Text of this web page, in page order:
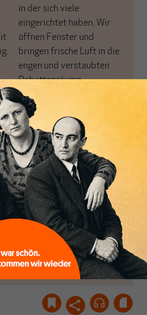
in der sich viele
eingerichtet haben. Wir
öffnen Fenster und
bringen frische Luft in die
engen und verstaubten
Debattenräume.
Brauchen Sie auch frische
Luft? Dann folgen Sie
einfach dem Button.
ABONNIEREN SIE
MAKROSKOP
Schon Abonnent? Dann
einloggen!